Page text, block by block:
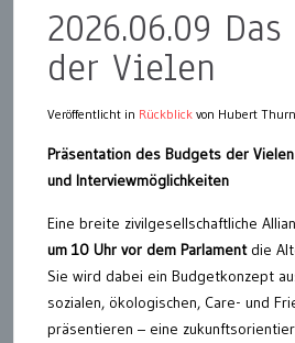
2026.06.09
der Vielen
Veröffentlicht in Rückblick von Hubert
Präsentation des Budgets der
und Interviewmöglichkeiten
Eine breite zivilgesellschaftliche
um 10 Uhr vor dem Parlamentdie
Sie wird dabei ein Budgetkonzept
sozialen, ökologischen, Care- und
präsentieren – eine